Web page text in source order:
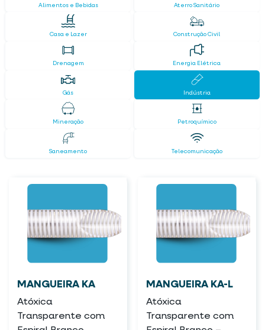
Alimentos e Bebidas Aterro Sanitário
Casa e Lazer Construção Civil
Drenagem Energia Elétrica
Gás Indústria
Mineração Petroquímico
Saneamento Telecomunicação
MANGUEIRA KA
Atóxica
Transparente com
MANGUEIRA KA-L
Atóxica
Transparente com